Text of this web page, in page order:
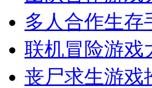
多人合作生存
联机冒险游戏
丧尸求生游戏